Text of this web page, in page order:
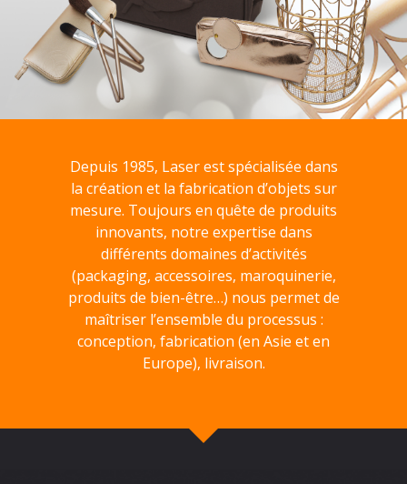
Depuis 1985, Laser est spécialisée dans
la création et la fabrication d’objets sur
mesure. Toujours en quête de produits
innovants, notre expertise dans
différents domaines d’activités
(packaging, accessoires, maroquinerie,
produits de bien-être…) nous permet de
maîtriser l’ensemble du processus :
conception, fabrication (en Asie et en
Europe), livraison.